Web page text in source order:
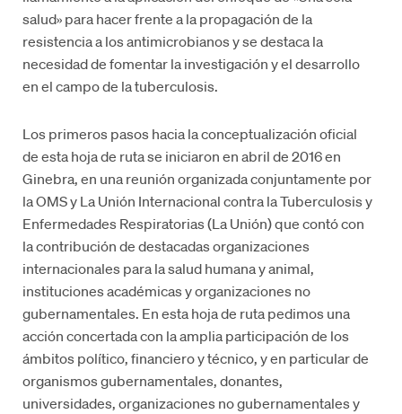
salud» para hacer frente a la propagación de la
resistencia a los antimicrobianos y se destaca la
necesidad de fomentar la investigación y el desarrollo
en el campo de la tuberculosis.
Los primeros pasos hacia la conceptualización oficial
de esta hoja de ruta se iniciaron en abril de 2016 en
Ginebra, en una reunión organizada conjuntamente por
la OMS y La Unión Internacional contra la Tuberculosis y
Enfermedades Respiratorias (La Unión) que contó con
la contribución de destacadas organizaciones
internacionales para la salud humana y animal,
instituciones académicas y organizaciones no
gubernamentales. En esta hoja de ruta pedimos una
acción concertada con la amplia participación de los
ámbitos político, financiero y técnico, y en particular de
organismos gubernamentales, donantes,
universidades, organizaciones no gubernamentales y